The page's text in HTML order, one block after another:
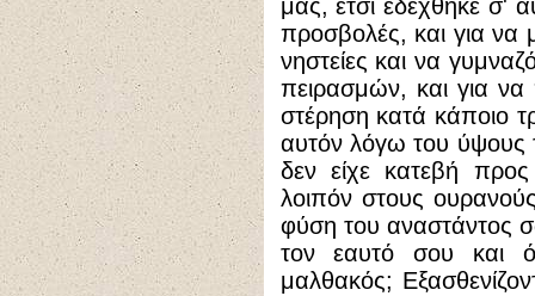
μας, έτσι εδέχθηκε σ'
προσβολές, και για να
νηστείες και να
πειρασμών, και για να
στέρηση κατά κάποιο
αυτόν λόγω του ύψους
δεν είχε κατεβή
λοιπόν στους
φύση του αναστάντος
τον εαυτό σου και
μαλθακός;